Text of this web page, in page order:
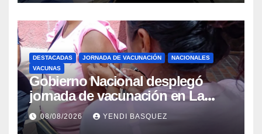
DESTACADAS JORNADA DE VACUNACIÓN
NACIONALES
VACUNAS
Gobierno Nacional desplegó
jornada de vacunación en La
Guaira para garantizar protección
epidemiológica
08/08/2026 YENDI BASQUEZ